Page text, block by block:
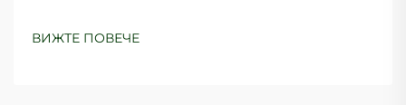
торбички се превърнаха в водеща
ВИЖТЕ ПОВЕЧЕ